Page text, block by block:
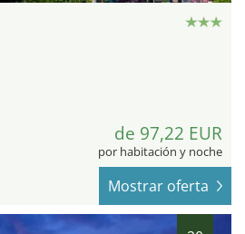
de 97,22 EUR
por habitación y noche
Mostrar oferta